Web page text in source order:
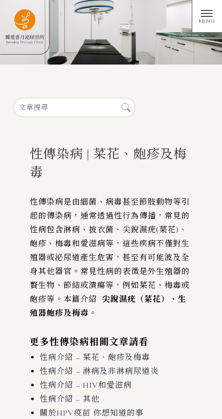
性傳染病 | 菜花、皰疹及梅
毒
性傳染病是由細菌、病毒甚至節肢動物等引
起的傳染病，通常透過性行為傳播，常見的
性病包含淋病、披衣菌、尖銳濕疣(菜花)、
皰疹、梅毒和愛滋病等，這些疾病不僅對生
殖器或泌尿道產生危害，甚至有可能波及全
身其他器官。常見性病的表徵是外生殖器的
贅生物、節結或潰瘍等，例如菜花、梅毒或
皰疹等。本篇介紹 尖銳濕疣（菜花）、生
殖器皰疹及梅毒 。
更多性傳染病相關文章請看
性病介紹 – 菜花、皰疹及梅毒
性病介紹 – 淋病及非淋病尿道炎
性病介紹 – HIV和愛滋病
性病介紹 – 其他
關於HPV疫苗 你想知道的事